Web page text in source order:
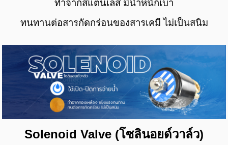
ทำจากสแตนเลส มีน้ำหนักเบา
ทนทานต่อสารกัดกร่อนของสารเคมี ไม่เป็นสนิม
Solenoid Valve (โซลินอยด์วาล์ว)